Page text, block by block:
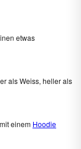
etwas
als Weiss, heller als
einem Hoodie